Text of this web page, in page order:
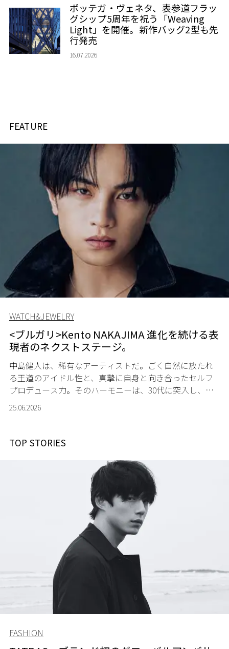
ボッテガ・ヴェネタ、表参道フラッ
グシップ5周年を祝う「Weaving
Light」を開催。新作バッグ2型も先
行発売
16.07.2026
FEATURE
WATCH&JEWELRY
<ブルガリ>Kento NAKAJIMA 進化を続ける表
現者のネクストステージ。
中島健人は、稀有なアーティストだ。ごく自然に放たれ
る王道のアイドル性と、真摯に自身と向き合ったセルフ
プロデュース力。そのハーモニーは、30代に突入し、成
熟味を醸し出している。
25.06.2026
TOP STORIES
FASHION